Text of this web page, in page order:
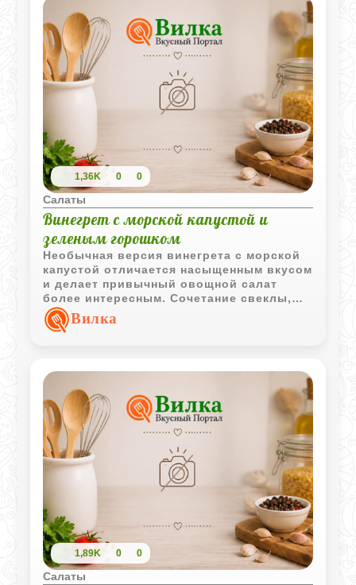
1,36K 0 0
Салаты
Винегрет с морской капустой и
зеленым горошком
Необычная версия винегрета с морской
капустой отличается насыщенным вкусом
и делает привычный овощной салат
более интересным. Сочетание свеклы,
картофеля и горошка хорошо
дополняется морскими нотками.
Вилка
1,89K 0 0
Салаты